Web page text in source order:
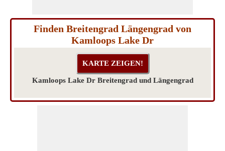
Finden Breitengrad Längengrad von
Kamloops Lake Dr
Kamloops Lake Dr Breitengrad und Längengrad